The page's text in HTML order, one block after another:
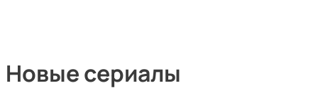
Новые сериалы